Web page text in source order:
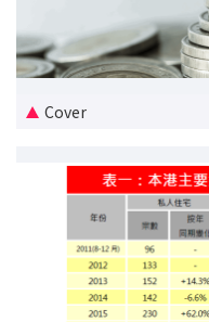
新盘优越按揭优惠
中原按揭标签优惠
按揭计算
转按计算
Cover